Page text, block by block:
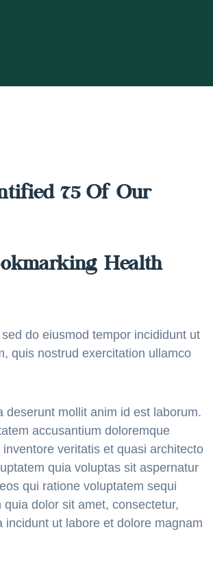
75 Of Our
Health
do eiusmod tempor incididunt ut
quis nostrud exercitation ullamco
mollit anim id est laborum.
accusantium doloremque
veritatis et quasi architecto
quia voluptas sit aspernatur
qui ratione voluptatem sequi
dolor sit amet, consectetur,
ut labore et dolore magnam